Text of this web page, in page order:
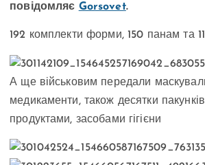
повідомляє Gorsovet.
192 комплекти форми, 150 панам та
А ще військовим передали
медикаменти, також десятки
продуктами, засобами гігієни